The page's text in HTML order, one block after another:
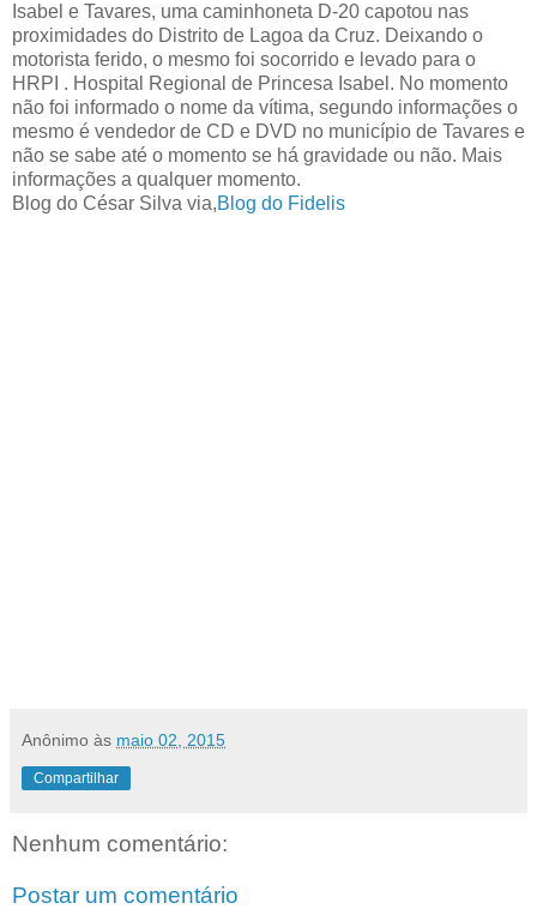
Isabel e Tavares, uma caminhoneta D-20 capotou nas
proximidades do Distrito de Lagoa da Cruz. Deixando o
motorista ferido, o mesmo foi socorrido e levado para o
HRPI . Hospital Regional de Princesa Isabel. No momento
não foi informado o nome da vítima, segundo informações o
mesmo é vendedor de CD e DVD no município de Tavares e
não se sabe até o momento se há gravidade ou não. Mais
informações a qualquer momento.
Blog do César Silva via,Blog do Fidelis
Anônimo às maio 02, 2015
Compartilhar
Nenhum comentário:
Postar um comentário